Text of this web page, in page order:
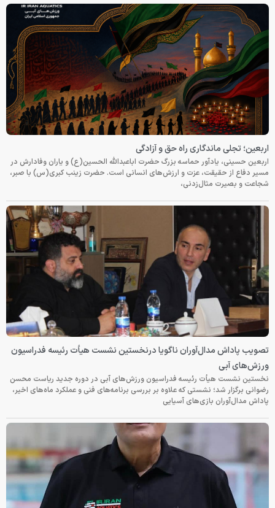
اربعین؛ تجلی ماندگاری راه حق و آزادگی
اربعین حسینی، یادآور حماسه بزرگ حضرت اباعبدالله الحسین(ع) و یاران وفادارش در
مسیر دفاع از حقیقت، عزت و ارزش‌های انسانی است. حضرت زینب کبری(س) با صبر،
شجاعت و بصیرت مثال‌زدنی،
تصویب پاداش مدال‌آوران ناگویا درنخستین نشست هیأت رئیسه فدراسیون
ورزش‌های آبی
نخستین نشست هیأت رئیسه فدراسیون ورزش‌های آبی در دوره جدید ریاست محسن
رضوانی برگزار شد؛ نشستی که علاوه بر بررسی برنامه‌های فنی و عملکرد ماه‌های اخیر،
پاداش مدال‌آوران بازی‌های آسیایی